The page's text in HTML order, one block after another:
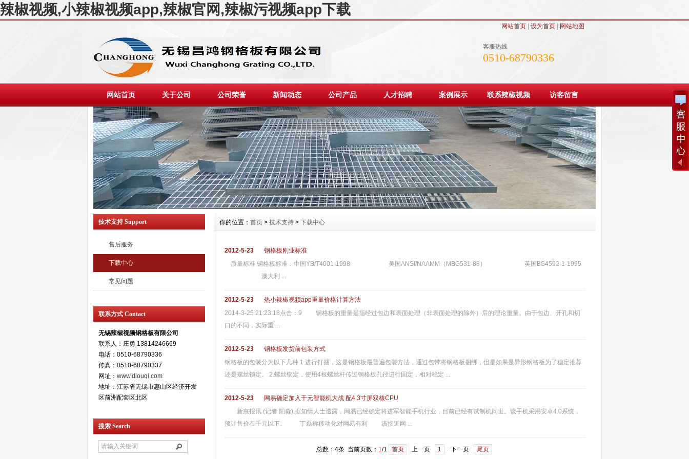
辣椒视频,小辣椒视频app,辣椒官网,辣椒污视频app下载
网站首页| 设为首页| 网站地图
客服热线
0510-68790336
网站首页 关于公司 公司荣誉 新闻动态 公司产品 人才招聘 案例展示 联系辣椒视频 访客留言
技术支持 Support
售后服务
下载中心
常见问题
联系方式 Contact
无锡辣椒视频钢格板有限公司
联系人：庄勇 13814246669
电话：0510-68790336
传真：0510-68790337
网址： www.diouqi.com
地址：江苏省无锡市惠山区经济开发
区前洲配套区北区
搜索 Search
你的位置： 首页 > 技术支持 > 下载中心
2012-5-23
钢格板刚业标准
质量标准 钢格板标准：中国YB/T4001-1998 美国ANSI/NAAMM（MBG531-88） 英国BS4592-1-1995
澳大利 ...
2012-5-23
热小辣椒视频app重量价格计算方法
2014-3-25 21:23:18点击：9 钢格板的重量是指经过包边和表面处理（非表面处理的除外）后的理论重量。由于包边、开孔和切
口的不同，实际重 ...
2012-5-23
钢格板发货前包装方式
钢格板的包装分为以下几种 1.进行打捆，这是钢格板最普遍包装方法，通过包带将钢格板捆绑，但是如果是异形钢格板为了稳定推荐
还是螺丝锁定。 2.螺丝锁定，使用4根螺丝杆传过钢格板孔径进行固定，相对稳定 ...
2012-5-23
网易确定加入千元智能机大战 配4.3寸屏双核CPU
新京报讯 (记者 阳淼) 据知情人士透露，网易已经确定将进军智能手机行业，目前已经有试制机问世。该手机采用安卓4.0系统，
预计售价在千元以下。 丁磊称移动化对网易有利 该接近网 ...
总数：4条 当前页数： 1/1 首页 上一页 1 下一页 尾页